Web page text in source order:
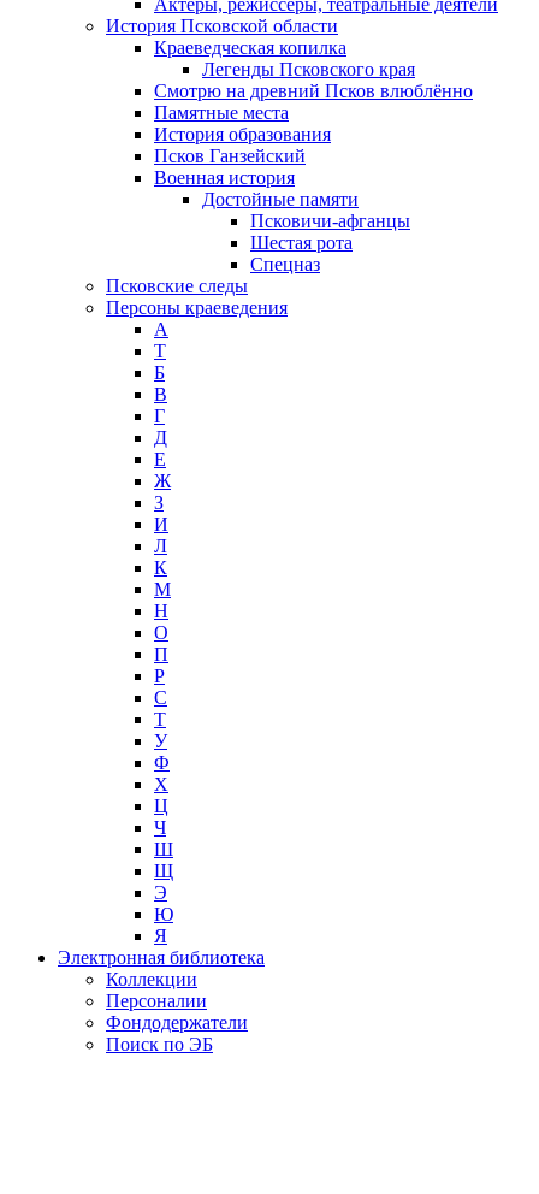
Актеры, режиссеры, театральные деятели
История Псковской области
Краеведческая копилка
Легенды Псковского края
Смотрю на древний Псков влюблённо
Памятные места
История образования
Псков Ганзейский
Военная история
Достойные памяти
Псковичи-афганцы
Шестая рота
Спецназ
Псковские следы
Персоны краеведения
А
T
Б
В
Г
Д
Е
Ж
З
И
Л
К
М
Н
О
П
Р
С
Т
У
Ф
Х
Ц
Ч
Ш
Щ
Э
Ю
Я
Электронная библиотека
Коллекции
Персоналии
Фондодержатели
Поиск по ЭБ